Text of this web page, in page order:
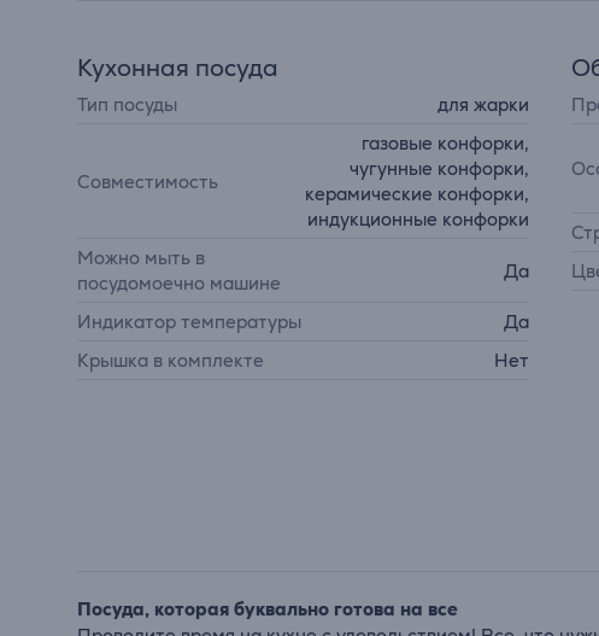
Кухонная посуда
Тип посуды для жарки
Совместимость
газовые конфорки,
чугунные конфорки,
керамические конфорки,
индукционные конфорки
Можно мыть в
посудомоечно машине
Да
Индикатор температуры
Да
Крышка в комплекте
Нет
Посуда, которая буквально готова на все